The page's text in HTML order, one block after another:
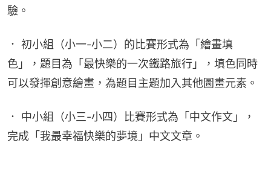
驗。
． 初小組（小一-小二）的比賽形式為「繪畫填
色」，題目為「最快樂的一次鐵路旅行」，填色同時
可以發揮創意繪畫，為題目主題加入其他圖畫元素。
． 中小組（小三-小四）比賽形式為「中文作文」，
完成「我最幸福快樂的夢境」中文文章。